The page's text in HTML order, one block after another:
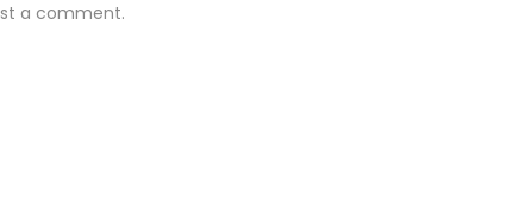
a comment.